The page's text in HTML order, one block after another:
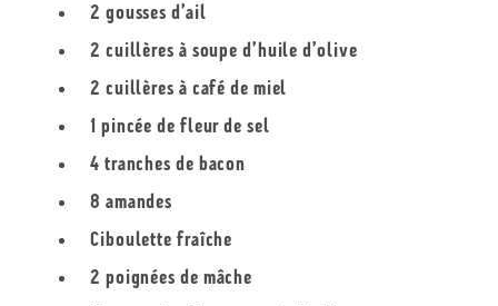
2 gousses d’ail
2 cuillères à soupe d’huile d’olive
2 cuillères à café de miel
1 pincée de fleur de sel
4 tranches de bacon
8 amandes
Ciboulette fraîche
2 poignées de mâche